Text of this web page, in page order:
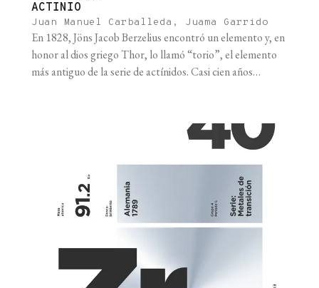
ACTINIO
Juan Manuel Carballeda, Juama Garrido
En 1828, Jöns Jacob Berzelius encontró un elemento y, en
honor al dios griego Thor, lo llamó “torio”, el elemento
más antiguo de la serie de actínidos. Casi cien años
elementos de transición interna, también conocidos como